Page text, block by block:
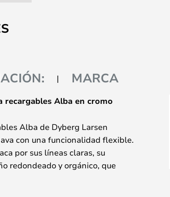
MARCA
recargables Alba en cromo
Alba de Dyberg Larsen
con una funcionalidad flexible.
por sus líneas claras, su
redondeado y orgánico, que
espacios modernos como los